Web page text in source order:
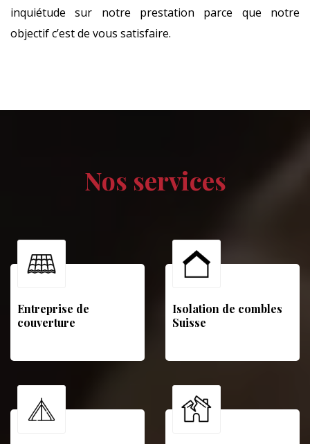
inquiétude sur notre prestation parce que notre
objectif c’est de vous satisfaire.
Nos services
Entreprise de
couverture
Isolation de combles
Suisse